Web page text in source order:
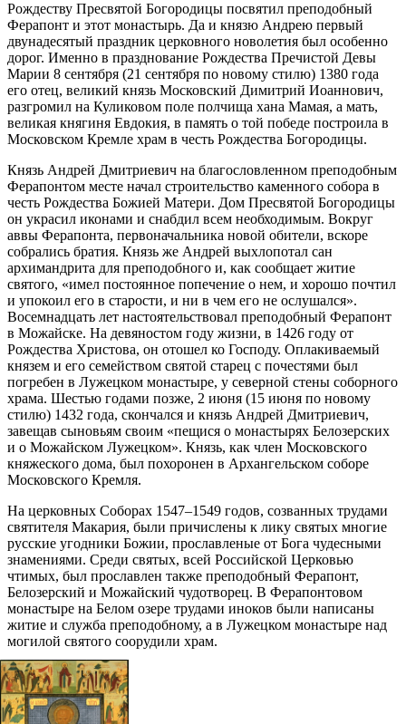
Рождеству Пресвятой Богородицы посвятил преподобный
Ферапонт и этот монастырь. Да и князю Андрею первый
двунадесятый праздник церковного новолетия был особенно
дорог. Именно в празднование Рождества Пречистой Девы
Марии 8 сентября (21 сентября по новому стилю) 1380 года
его отец, великий князь Московский Димитрий Иоаннович,
разгромил на Куликовом поле полчища хана Мамая, а мать,
великая княгиня Евдокия, в память о той победе построила в
Московском Кремле храм в честь Рождества Богородицы.
Князь Андрей Дмитриевич на благословленном преподобным
Ферапонтом месте начал строительство каменного собора в
честь Рождества Божией Матери. Дом Пресвятой Богородицы
он украсил иконами и снабдил всем необходимым. Вокруг
аввы Ферапонта, первоначальника новой обители, вскоре
собрались братия. Князь же Андрей выхлопотал сан
архимандрита для преподобного и, как сообщает житие
святого, «имел постоянное попечение о нем, и хорошо почтил
и упокоил его в старости, и ни в чем его не ослушался».
Восемнадцать лет настоятельствовал преподобный Ферапонт
в Можайске. На девяностом году жизни, в 1426 году от
Рождества Христова, он отошел ко Господу. Оплакиваемый
князем и его семейством святой старец с почестями был
погребен в Лужецком монастыре, у северной стены соборного
храма. Шестью годами позже, 2 июня (15 июня по новому
стилю) 1432 года, скончался и князь Андрей Дмитриевич,
завещав сыновьям своим «пещися о монастырях Белозерских
и о Можайском Лужецком». Князь, как член Московского
княжеского дома, был похоронен в Архангельском соборе
Московского Кремля.
На церковных Соборах 1547–1549 годов, созванных трудами
святителя Макария, были причислены к лику святых многие
русские угодники Божии, прославленые от Бога чудесными
знамениями. Среди святых, всей Российской Церковью
чтимых, был прославлен также преподобный Ферапонт,
Белозерский и Можайский чудотворец. В Ферапонтовом
монастыре на Белом озере трудами иноков были написаны
житие и служба преподобному, а в Лужецком монастыре над
могилой святого соорудили храм.
Источник
Галерея